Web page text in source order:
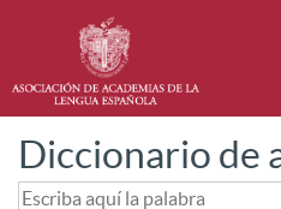
Diccionario de